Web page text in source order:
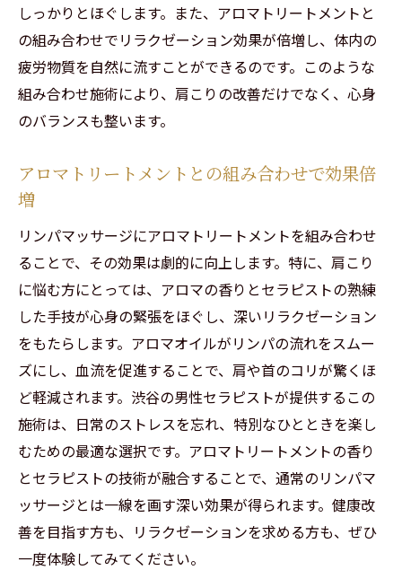
疲労回復に必要なリンパマッサージの手法
渋谷で受けられる特別なケアの内容
疲労を持ち越さない体づくりの秘訣
男性セラピストのリンパケアの実際の施術
肩こりと疲労の悩みにさよならを
渋谷の男性セラピストが提供するリンパマッサ
効果的な血流マッサージテクニック
男性セラピストが行う施術の効果
リンパマッサージと血流改善の関係
渋谷での施術で得られる健康効果
肩こり改善に繋がる血流の促進
休日に渋谷でリンパマッサージ男性セラピスト
による癒しの時間
休日にリラックスできる施術の魅力
男性セラピストによる癒しの空間とは
渋谷で特別な休日を過ごす方法
リンパマッサージで体と心をリセット
しっかりとほぐします。また、アロマトリートメントと
の組み合わせでリラクゼーション効果が倍増し、体内の
疲労物質を自然に流すことができるのです。このような
組み合わせ施術により、肩こりの改善だけでなく、心身
のバランスも整います。
アロマトリートメントとの組み合わせで効果倍
増
リンパマッサージにアロマトリートメントを組み合わせ
ることで、その効果は劇的に向上します。特に、肩こり
に悩む方にとっては、アロマの香りとセラピストの熟練
した手技が心身の緊張をほぐし、深いリラクゼーション
をもたらします。アロマオイルがリンパの流れをスムー
ズにし、血流を促進することで、肩や首のコリが驚くほ
ど軽減されます。渋谷の男性セラピストが提供するこの
施術は、日常のストレスを忘れ、特別なひとときを楽し
むための最適な選択です。アロマトリートメントの香り
とセラピストの技術が融合することで、通常のリンパマ
ッサージとは一線を画す深い効果が得られます。健康改
善を目指す方も、リラクゼーションを求める方も、ぜひ
一度体験してみてください。